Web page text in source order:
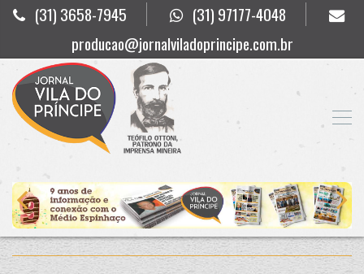
(31) 3658-7945
(31) 97177-4048
producao@jornalviladoprincipe.com.br